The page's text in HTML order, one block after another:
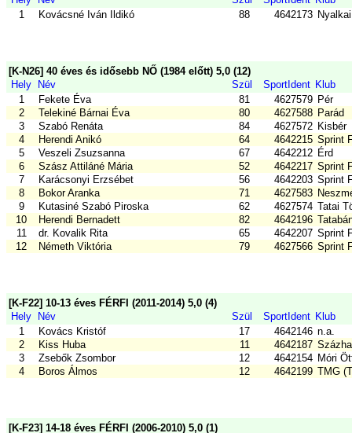
1
Kovácsné Iván Ildikó 88 4642173
[K-N26] 40 éves és idősebb NŐ (1984 előtt) 5,0 (12)
Hely
Név Szül SportIdent Klub
1
Fekete Éva 81 4627579 Pér
2
Telekiné Bárnai Éva 80 4627588 Parád
3
Szabó Renáta 84 4627572 Kisbér
4
Herendi Anikó 64 4642215 Sprint
5
Veszeli Zsuzsanna 67 4642212 Érd
6
Szász Attiláné Mária 52 4642217 Sprint
7
Karácsonyi Erzsébet 56 4642203 Sprint
8
Bokor Aranka 71 4627583
9
Kutasiné Szabó Piroska 62 4627574 Tatai
10
Herendi Bernadett 82 4642196
11
dr. Kovalik Rita 65 4642207 Sprint
12
Németh Viktória 79 4627566 Sprint
[K-F22] 10-13 éves FÉRFI (2011-2014) 5,0 (4)
Hely
Név Szül SportIdent Klub
1
Kovács Kristóf 17 4642146 n.a.
2
Kiss Huba 11 4642187
3
Zsebők Zsombor 12 4642154 Móri
4
Boros Álmos 12 4642199 TMG
[K-F23] 14-18 éves FÉRFI (2006-2010) 5,0 (1)